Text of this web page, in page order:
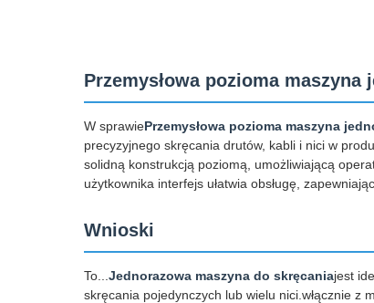
Przemysłowa pozioma
W sprawiePrzemysłowa pozioma maszyna
precyzyjnego skręcania drutów, kabli i nici w
solidną konstrukcją poziomą, umożliwiającą
użytkownika interfejs ułatwia obsługę,
Wnioski
To... Jednorazowa maszyna do skręcaniajest
skręcania pojedynczych lub wielu nici.włącznie